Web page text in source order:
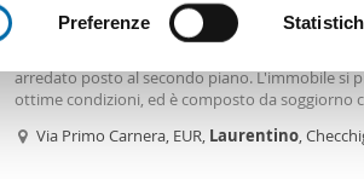
dispositivo, scansionandolo
vengono elaborati i tuoi dati personali e
o ritirare il tuo consenso in
personalizzare contenuti ed annunci,
Preferenze
Appartamento arredato Eur, laurentino,
arredato posto al secondo piano. L'immobile si
ottime condizioni, ed è composto da soggiorno
Libero subito. Animali non ammessi. Contratto
Via Primo Carnera, EUR, Laurentino,